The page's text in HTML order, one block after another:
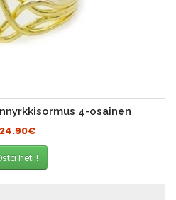
4-osainen
24.90€
heti !